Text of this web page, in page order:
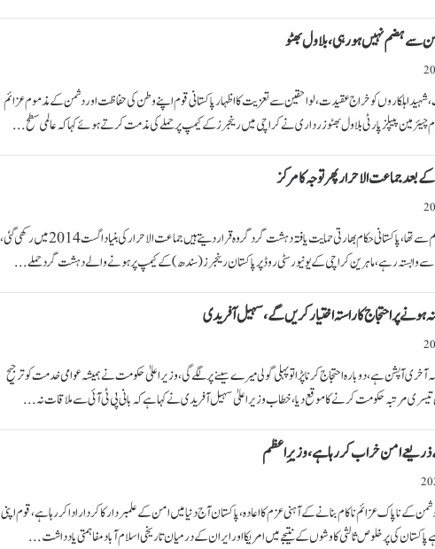
سے ہضم نہیں ہورہی، بلاول بھٹو
اہلکاروں کو خراج عقیدت، لواحقین سے تعزیت کا اظہار پاکستانی قوم اپنے وطن کی حفاظت اور دشمن کے مذموم عزائم
چیئرمین پیپلزپارٹی بلاول بھٹو زرداری نے کراچی میں رینجرز کے کیمپ پر حملے کی مذمت کرتے ہوئے کہا کہ عالمی سطح ...
بعد جماعت الاحرار پھر توجہ کا مرکز
حملہ آوروں کا تعلق اسی تنظیم سے تھا، پاکستانی حکام بھارتی حمایت یافتہ دہشت گرد گروہ قرار دیتے ہیں جماعت الاحرار کی بنیاد اگست 2014میں رکھی گئی ،
سے وابستہ رہے،ماہرین کراچی کے یونیورسٹی روڈ پر پاکستان رینجرز (سندھ)کے کیمپ پر ہونے والے دہشت گرد حملے ...
پر احتجاج کا راستہ اختیار کریں گے،سہیل آفریدی
آخری آپشن ہے، دوبارہ احتجاج کرنا پڑا توپہلی گولی میرے سینے پر لگے گی، وزیراعلیٰ حکومت نے ہمیشہ عوامی خدمت کو ترجیح
مرتبہ حکومت کرنے کا موقع دیا،خطاب وزیراعلیٰ سہیل آفریدی نے کہا ہے کہ بانی پی ٹی آئی سے ملاقات نہ...
ذریعے امن خراب کر رہا ہے،وزیرِ اعظم
کے ناپاک عزائم ناکام بنانے کے آہنی عزم کا اعادہ،پاکستان آج دنیا میں امن کے علمبردار کا کردار ادا کر رہا ہے، قوم اپنی
کی پرخلوص ثالثی کاوشوں کے نتیجے میں امریکا اور ایران کے درمیان تاریخی اسلام آباد مفاہمتی یادداشت...